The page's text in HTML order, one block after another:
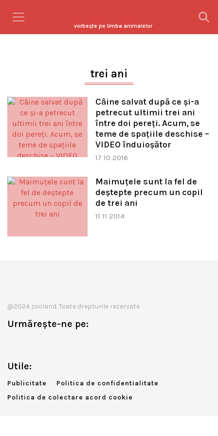
vorbeşte pe limba animalelor
trei ani
Câine salvat după ce şi-a
petrecut ultimii trei ani
între doi pereţi. Acum, se
teme de spaţiile deschise –
VIDEO înduioşător
17 10 2016
Maimuţele sunt la fel de
deştepte precum un copil
de trei ani
11 11 2014
@2024 zooland. Toate drepturile rezervate
Urmărește-ne pe:
Utile:
Publicitate
Politica de confidentialitate
Politica de colectare acord cookie